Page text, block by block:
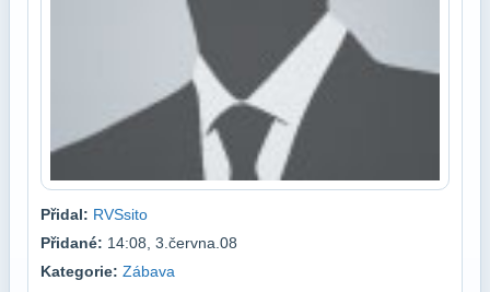
Přidal: RVSsito
Přidané: 14:08, 3.června.08
Kategorie: Zábava